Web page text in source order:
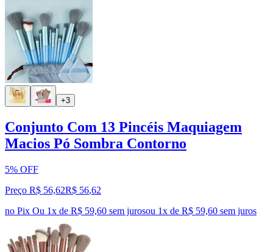
+3
Conjunto Com 13 Pincéis Maquiagem
Macios Pó Sombra Contorno
5% OFF
Preço R$ 56,62R$ 56,62
no Pix Ou 1x de R$ 59,60 sem jurosou 1x de R$ 59,60 sem juros